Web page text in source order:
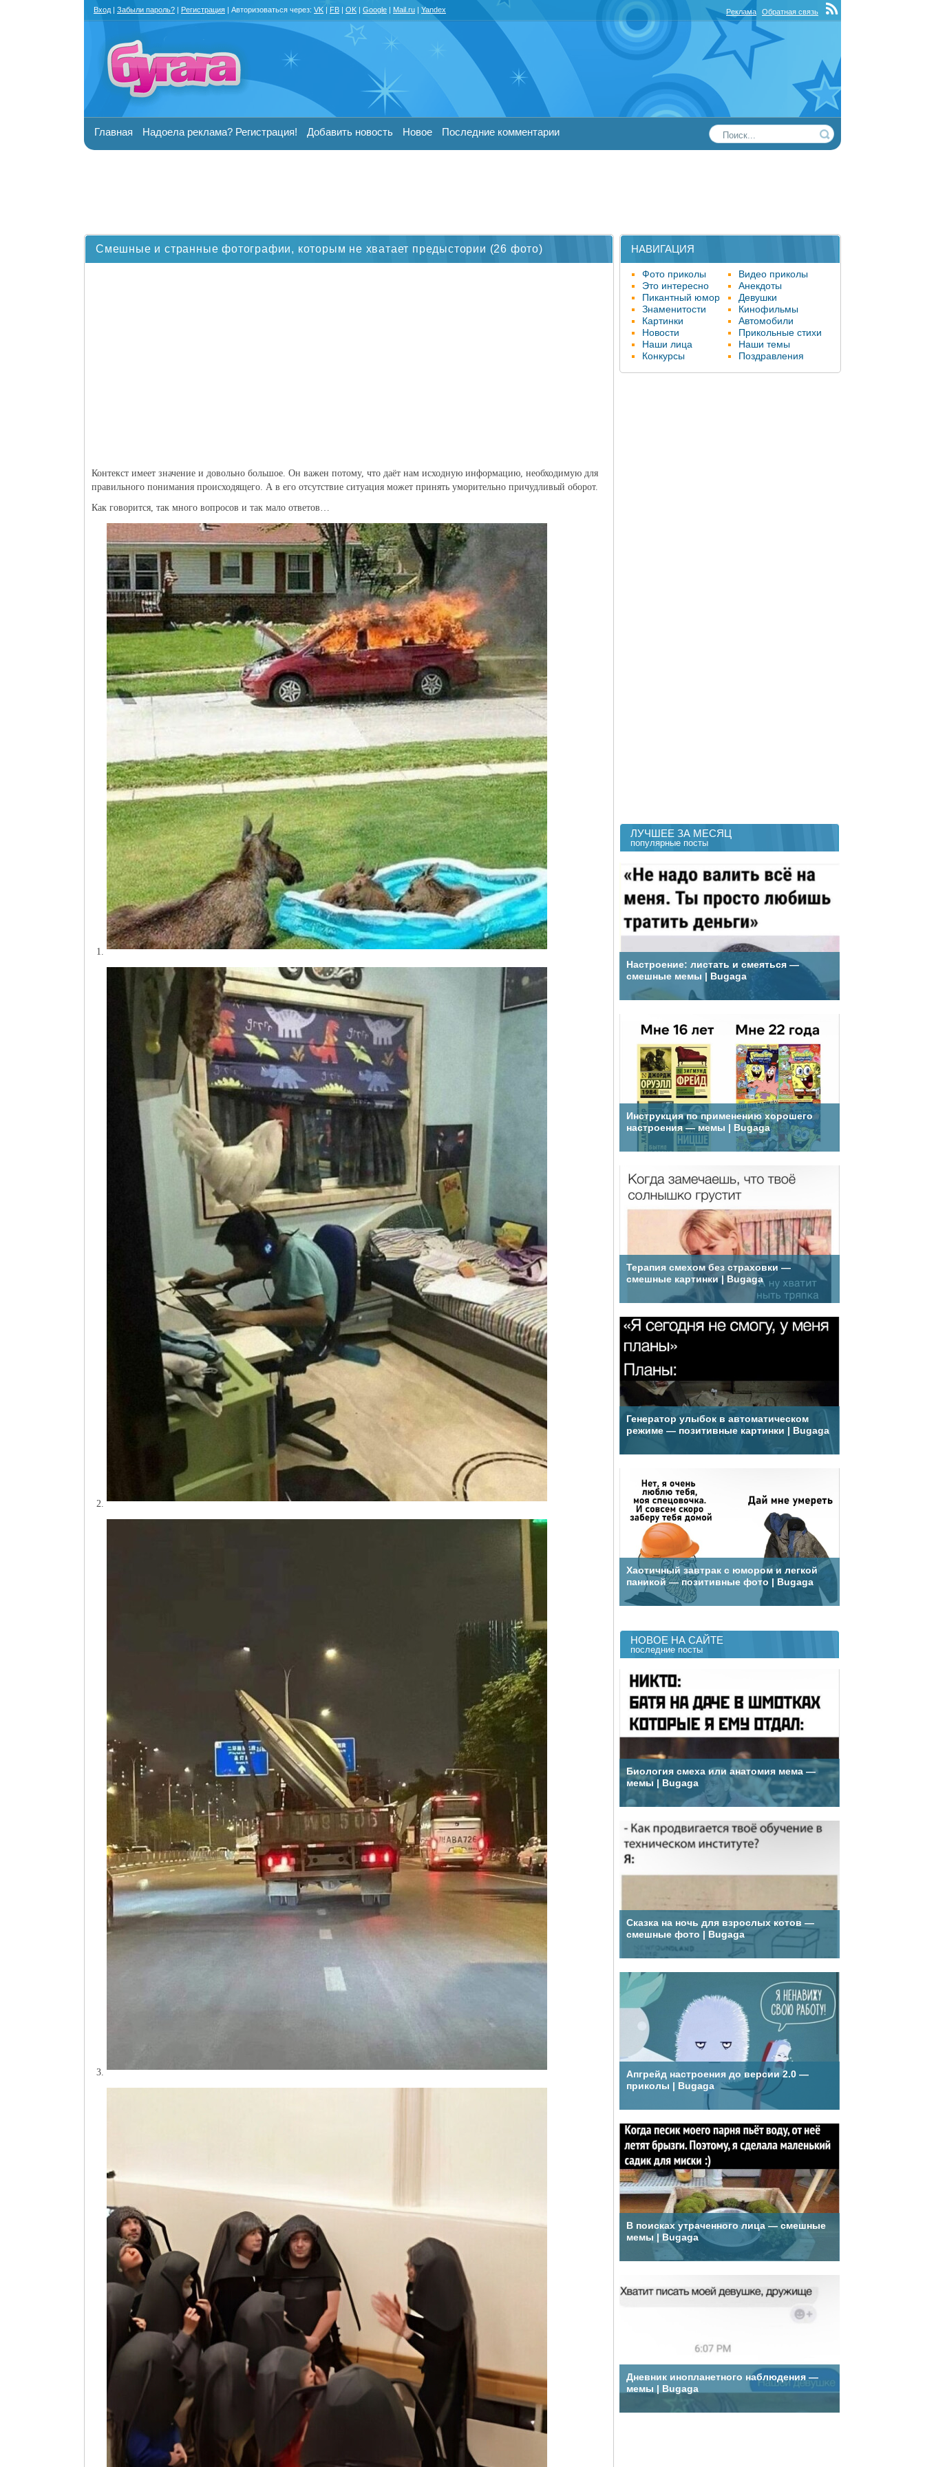
Смешные и странные фотографии, которым не хватает предыстории (26 фото)
Контекст имеет значение и довольно большое. Он важен потому, что даёт нам исходную информацию, необходимую для
правильного понимания происходящего. А в его отсутствие ситуация может принять уморительно причудливый оборот.
Как говорится, так много вопросов и так мало ответов…
НАВИГАЦИЯ
Фото приколы
Видео приколы
Это интересно
Анекдоты
Пикантный юмор
Девушки
Знаменитости
Кинофильмы
Картинки
Автомобили
Новости
Прикольные стихи
Наши лица
Наши темы
Конкурсы
Поздравления
ЛУЧШЕЕ ЗА МЕСЯЦ
популярные посты
Настроение: листать и смеяться —
смешные мемы | Bugaga
Инструкция по применению хорошего
настроения — мемы | Bugaga
Терапия смехом без страховки —
смешные картинки | Bugaga
Генератор улыбок в автоматическом
режиме — позитивные картинки | Bugaga
Хаотичный завтрак с юмором и легкой
паникой — позитивные фото | Bugaga
НОВОЕ НА САЙТЕ
последние посты
Биология смеха или анатомия мема —
мемы | Bugaga
Сказка на ночь для взрослых котов —
смешные фото | Bugaga
Апгрейд настроения до версии 2.0 —
приколы | Bugaga
В поисках утраченного лица — смешные
мемы | Bugaga
Дневник инопланетного наблюдения —
мемы | Bugaga
Вход | Забыли пароль? | Регистрация | Авторизоваться через: VK | FB | OK | Google | Mail.ru | Yandex Реклама Обратная связь
Главная Надоела реклама? Регистрация! Добавить новость Новое Последние комментарии